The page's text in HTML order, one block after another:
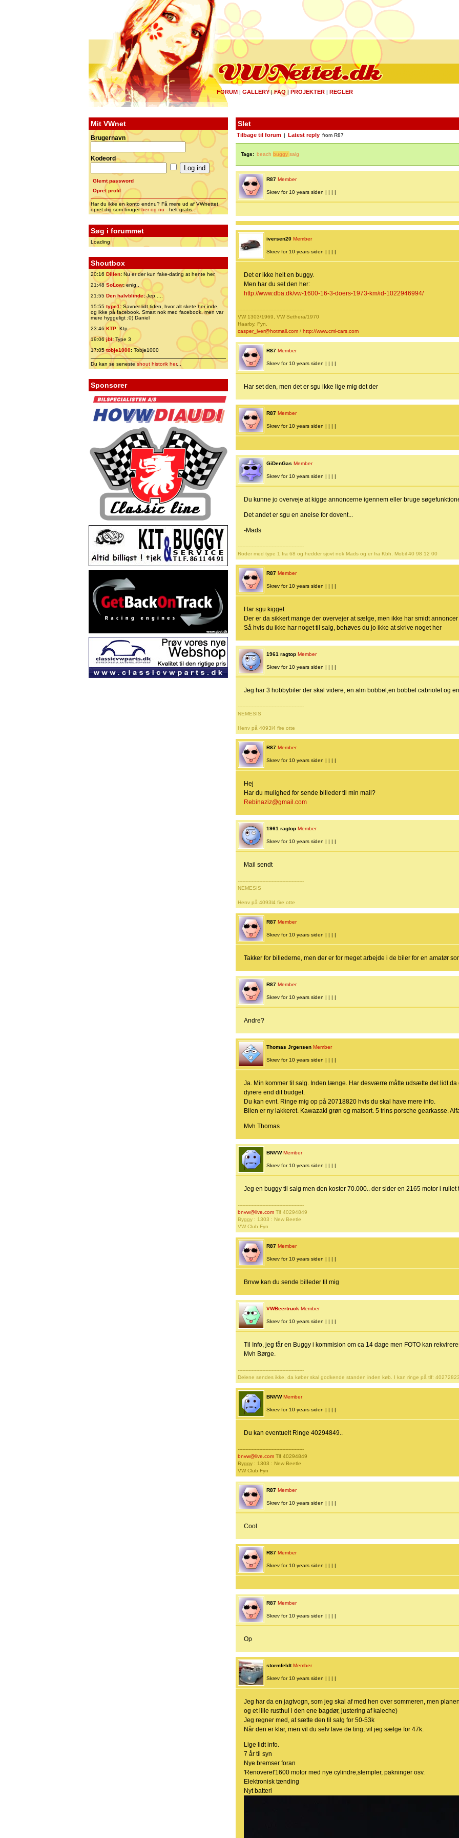
FORUM | GALLERY|FAQ | PROJEKTER | REGLER
Mit VWnet
Brugernavn
Kodeord
Glemt password
Opret profil
Har du ikke en konto endnu? Få mere ud af VWnettet,
opret dig som brugerher og nu - helt gratis...
Søg i forummet
Loading
Shoutbox
20:16 Dillen: Nu er der kun fake-dating at hente her.
21:48 SoLow:enig..
21:55 Den halvblinde:Jep.....
15:55 type1:Savner lidt tiden, hvor alt skete her inde,
og ikke på facebook. Smart nok med facebook, men var
mere hyggeligt ;0) Daniel
23:46 KTP:Ktp
19:06jbl:Type 3
17:05tobje1000: Tobje1000
Du kan se senesteshout historik her...
Sponsorer
Slet
Tilbage til forum Latest reply from R87
Tags: beach buggy salg
R87 Member
Skrev for 10 years siden | | | |
iversen20 Member
Skrev for 10 years siden | | | |
Det er ikke helt en buggy.
Men har du set den her:
http://www.dba.dk/vw-1600-16-3-doers-1973-km/id-1022946994/
-------------------------------------------
VW 1303/1969, VW Sethera/1970
Haarby, Fyn.
casper_iver@hotmail.com / http://www.cmi-cars.com
R87 Member
Skrev for 10 years siden | | | |
Har set den, men det er sgu ikke lige mig det der
R87 Member
Skrev for 10 years siden | | | |
GiDenGas Member
Skrev for 10 years siden | | | |
Du kunne jo overveje at kigge annoncerne igennem eller bruge
Det andet er sgu en anelse for dovent...
-Mads
-------------------------------------------
Roder med type 1 fra 68 og hedder sjovt nok Mads og er fra Kbh. Mobil 40 98 12 00
R87 Member
Skrev for 10 years siden | | | |
Har sgu kigget
Der er da sikkert mange der overvejer at sælge, men ikke har smidt
Så hvis du ikke har noget til salg, behøves du jo ikke at skrive noget her
1961 ragtop Member
Skrev for 10 years siden | | | |
Jeg har 3 hobbybiler der skal videre, en alm bobbel,en bobbel cabriolet og
-------------------------------------------
NEMESIS
Henv på 4093l4 fire otte
R87 Member
Skrev for 10 years siden | | | |
Hej
Har du mulighed for sende billeder til min mail?
Rebinaziz@gmail.com
1961 ragtop Member
Skrev for 10 years siden | | | |
Mail sendt
-------------------------------------------
NEMESIS
Henv på 4093l4 fire otte
R87 Member
Skrev for 10 years siden | | | |
Takker for billederne, men der er for meget arbejde i de biler for en amatør
R87 Member
Skrev for 10 years siden | | | |
Andre?
Thomas Jrgensen Member
Skrev for 10 years siden | | | |
Ja. Min kommer til salg. Inden længe. Har desværre måtte udsætte det lidt
dyrere end dit budget.
Du kan evnt. Ringe mig op på 20718820 hvis du skal have mere info.
Bilen er ny lakkeret. Kawazaki grøn og matsort. 5 trins porsche gearkasse.
Mvh Thomas
BNVW Member
Skrev for 10 years siden | | | |
Jeg en buggy til salg men den koster 70.000.. der sider en 2165 motor i rullet
-------------------------------------------
bnvw@live.com Tlf 40294849
Byggy : 1303 : New Beetle
VW Club Fyn
R87 Member
Skrev for 10 years siden | | | |
Bnvw kan du sende billeder til mig
VWBeertruck Member
Skrev for 10 years siden | | | |
Til Info, jeg får en Buggy i kommision om ca 14 dage men FOTO kan
Mvh Børge.
-------------------------------------------
Delene sendes ikke, da køber skal godkende standen inden køb. I kan ringe på tlf:
BNVW Member
Skrev for 10 years siden | | | |
Du kan eventuelt Ringe 40294849..
-------------------------------------------
bnvw@live.com Tlf 40294849
Byggy : 1303 : New Beetle
VW Club Fyn
R87 Member
Skrev for 10 years siden | | | |
Cool
R87 Member
Skrev for 10 years siden | | | |
R87 Member
Skrev for 10 years siden | | | |
Op
stormfeldt Member
Skrev for 10 years siden | | | |
Jeg har da en jagtvogn, som jeg skal af med hen over sommeren, men
og et lille rusthul i den ene bagdør, justering af kaleche)
Jeg regner med, at sætte den til salg for 50-53k
Når den er klar, men vil du selv lave de ting, vil jeg sælge for 47k.
Lige lidt info.
7 år til syn
Nye bremser foran
'Renoveret'1600 motor med nye cylindre,stempler, pakninger osv.
Elektronisk tænding
Nyt batteri